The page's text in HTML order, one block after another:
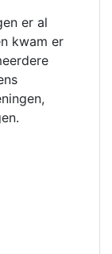
er al
kwam er